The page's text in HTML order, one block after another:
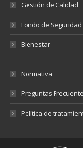
Gestión de Calidad
Fondo de
Bienestar
Normativa
Preguntas
Política de